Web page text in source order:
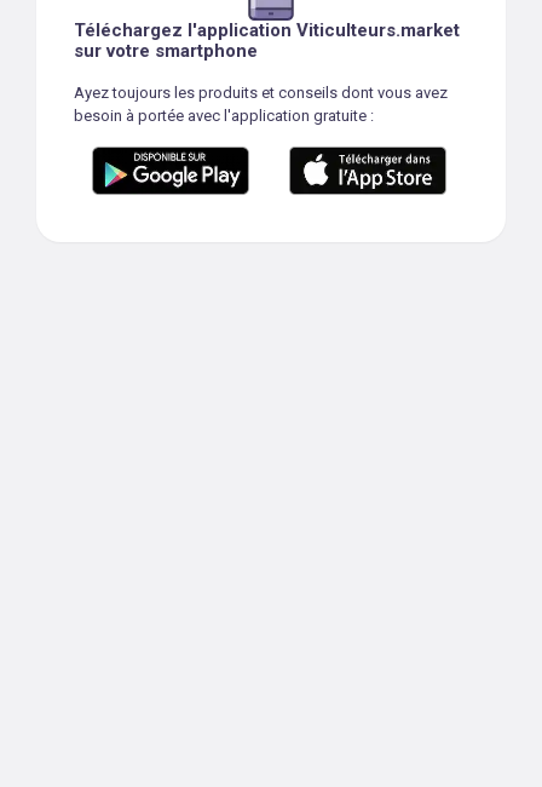
Téléchargez l'application Viticulteurs.market
sur votre smartphone
Ayez toujours les produits et conseils dont vous avez
besoin à portée avec l'application gratuite :